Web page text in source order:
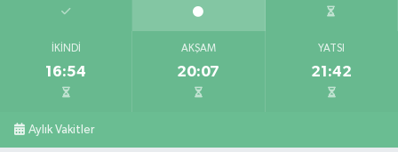
İKINDI
16:54
AKŞAM
20:07
YATSI
21:42
Aylık Vakitler